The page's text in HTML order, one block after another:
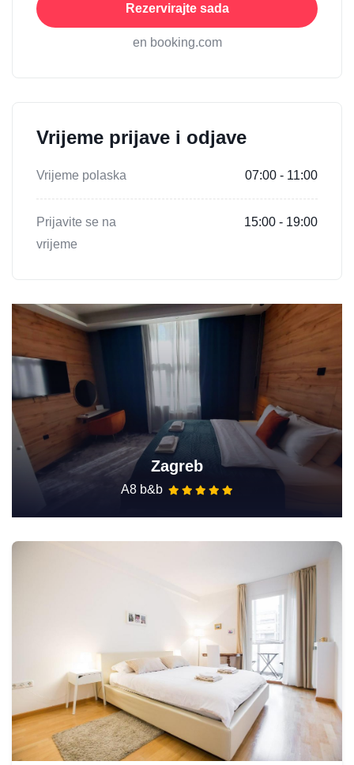
Rezervirajte sada
en booking.com
Vrijeme prijave i odjave
Vrijeme polaska 07:00 - 11:00
Prijavite se na
vrijeme
15:00 - 19:00
Zagreb
A8 b&b